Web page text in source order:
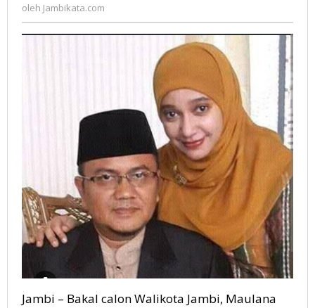
oleh Jambikata.com
Jambi – Bakal calon Walikota Jambi, Maulana